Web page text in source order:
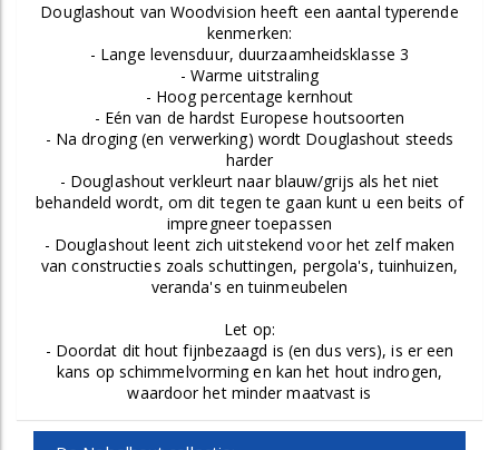
Douglashout van Woodvision heeft een aantal typerende
kenmerken:
- Lange levensduur, duurzaamheidsklasse 3
- Warme uitstraling
- Hoog percentage kernhout
- Eén van de hardst Europese houtsoorten
- Na droging (en verwerking) wordt Douglashout steeds
harder
- Douglashout verkleurt naar blauw/grijs als het niet
behandeld wordt, om dit tegen te gaan kunt u een beits of
impregneer toepassen
- Douglashout leent zich uitstekend voor het zelf maken
van constructies zoals schuttingen, pergola's, tuinhuizen,
veranda's en tuinmeubelen
Let op:
- Doordat dit hout fijnbezaagd is (en dus vers), is er een
kans op schimmelvorming en kan het hout indrogen,
waardoor het minder maatvast is